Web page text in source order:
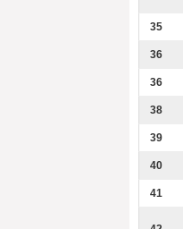
35
36
36
38
39
40
41